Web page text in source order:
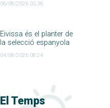
06/08/2026 05:36
Eivissa és el planter de
la selecció espanyola
04/08/2026 08:24
El Temps